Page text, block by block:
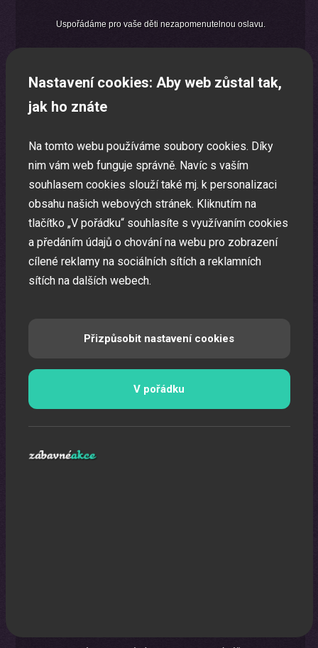
Uspořádáme pro vaše děti nezapomenutelnou oslavu.
Pomocí laserů Vám vytvoříme exkluzivní laser show.
Nastavení cookies: Aby web zůstal tak,
jak ho znáte
Na tomto webu používáme soubory cookies. Díky
nim vám web funguje správně. Navíc s vaším
souhlasem cookies slouží také mj. k personalizaci
obsahu našich webových stránek. Kliknutím na
tlačítko „V pořádku“ souhlasíte s využívaním cookies
a předáním údajů o chování na webu pro zobrazení
cílené reklamy na sociálních sítích a reklamních
sítích na dalších webech.
Přizpůsobit nastavení cookies
V pořádku